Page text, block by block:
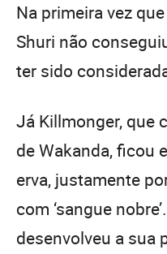
Na primeira vez
Shuri não
ter sido
Já Killmonger, que
de Wakanda, ficou
erva, justamente
com ‘sangue
desenvolveu a sua